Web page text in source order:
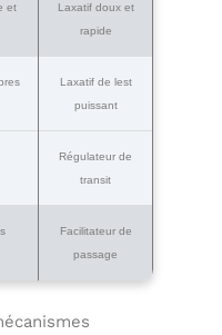
et
Laxatif doux et
rapide
Laxatif de lest
puissant
Régulateur de
transit
Facilitateur de
passage